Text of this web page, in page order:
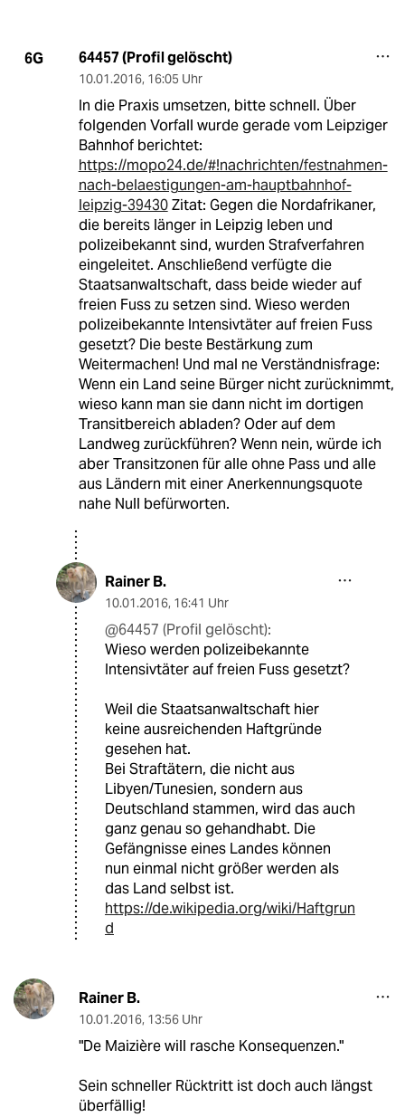
6G 64457 (Profil gelöscht)
10.01.2016, 16:05 Uhr
In die Praxis umsetzen, bitte schnell. Über
folgenden Vorfall wurde gerade vom Leipziger
Bahnhof berichtet:
https://mopo24.de/#!nachrichten/festnahmen-
nach-belaestigungen-am-hauptbahnhof-
leipzig-39430Zitat: Gegen die Nordafrikaner,
die bereits länger in Leipzig leben und
polizeibekannt sind, wurden Strafverfahren
eingeleitet. Anschließend verfügte die
Staatsanwaltschaft, dass beide wieder auf
freien Fuss zu setzen sind. Wieso werden
polizeibekannte Intensivtäter auf freien Fuss
gesetzt? Die beste Bestärkung zum
Weitermachen! Und mal ne Verständnisfrage:
Wenn ein Land seine Bürger nicht zurücknimmt,
wieso kann man sie dann nicht im dortigen
Transitbereich abladen? Oder auf dem
Landweg zurückführen? Wenn nein, würde ich
aber Transitzonen für alle ohne Pass und alle
aus Ländern mit einer Anerkennungsquote
nahe Null befürworten.
Rainer B.
10.01.2016, 16:41 Uhr
@64457 (Profil gelöscht):
Wieso werden polizeibekannte
Intensivtäter auf freien Fuss gesetzt?
Weil die Staatsanwaltschaft hier
keine ausreichenden Haftgründe
gesehen hat.
Bei Straftätern, die nicht aus
Libyen/Tunesien, sondern aus
Deutschland stammen, wird das auch
ganz genau so gehandhabt. Die
Gefängnisse eines Landes können
nun einmal nicht größer werden als
das Land selbst ist.
https://de.wikipedia.org/wiki/Haftgrun
d
Rainer B.
10.01.2016, 13:56 Uhr
"De Maizière will rasche Konsequenzen."
Sein schneller Rücktritt ist doch auch längst
überfällig!